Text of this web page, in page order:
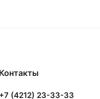
Контакты
+7 (4212) 23-33-33